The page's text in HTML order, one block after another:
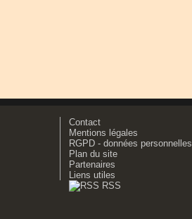
Contact
Mentions légales
RGPD - données personnelles
Plan du site
Partenaires
Liens utiles
RSS